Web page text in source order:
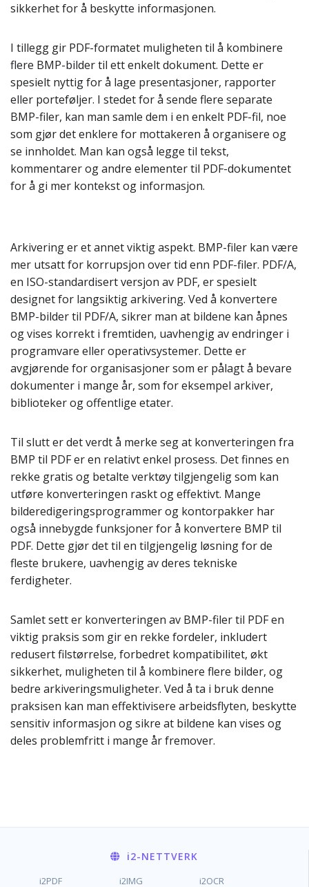
sikkerhet for å beskytte informasjonen.
I tillegg gir PDF-formatet muligheten til å kombinere
flere BMP-bilder til ett enkelt dokument. Dette er
spesielt nyttig for å lage presentasjoner, rapporter
eller porteføljer. I stedet for å sende flere separate
BMP-filer, kan man samle dem i en enkelt PDF-fil, noe
som gjør det enklere for mottakeren å organisere og
se innholdet. Man kan også legge til tekst,
kommentarer og andre elementer til PDF-dokumentet
for å gi mer kontekst og informasjon.
Arkivering er et annet viktig aspekt. BMP-filer kan være
mer utsatt for korrupsjon over tid enn PDF-filer. PDF/A,
en ISO-standardisert versjon av PDF, er spesielt
designet for langsiktig arkivering. Ved å konvertere
BMP-bilder til PDF/A, sikrer man at bildene kan åpnes
og vises korrekt i fremtiden, uavhengig av endringer i
programvare eller operativsystemer. Dette er
avgjørende for organisasjoner som er pålagt å bevare
dokumenter i mange år, som for eksempel arkiver,
biblioteker og offentlige etater.
Til slutt er det verdt å merke seg at konverteringen fra
BMP til PDF er en relativt enkel prosess. Det finnes en
rekke gratis og betalte verktøy tilgjengelig som kan
utføre konverteringen raskt og effektivt. Mange
bilderedigeringsprogrammer og kontorpakker har
også innebygde funksjoner for å konvertere BMP til
PDF. Dette gjør det til en tilgjengelig løsning for de
fleste brukere, uavhengig av deres tekniske
ferdigheter.
Samlet sett er konverteringen av BMP-filer til PDF en
viktig praksis som gir en rekke fordeler, inkludert
redusert filstørrelse, forbedret kompatibilitet, økt
sikkerhet, muligheten til å kombinere flere bilder, og
bedre arkiveringsmuligheter. Ved å ta i bruk denne
praksisen kan man effektivisere arbeidsflyten, beskytte
sensitiv informasjon og sikre at bildene kan vises og
deles problemfritt i mange år fremover.
i2-NETTVERK
i2PDF i2IMG i2OCR